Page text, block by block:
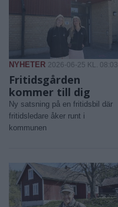
NYHETER 2026-06-25 KL. 08:03
Fritidsgården
kommer till dig
Ny satsning på en fritidsbil där
fritidsledare åker runt i
kommunen